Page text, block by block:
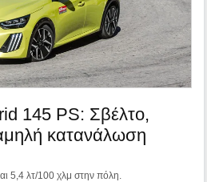
145 PS: Σβέλτο,
κατανάλωση
5,4 λτ/100 χλμ στην πόλη.